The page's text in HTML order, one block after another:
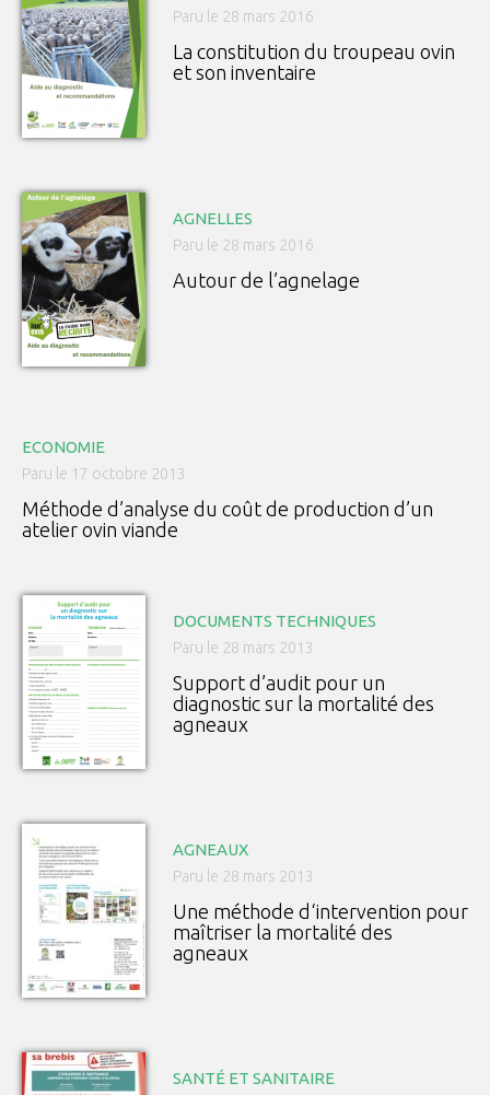
Paru le 28 mars 2016
La constitution du troupeau ovin
et son inventaire
AGNELLES
Paru le 28 mars 2016
Autour de l’agnelage
ECONOMIE
Paru le 17 octobre 2013
Méthode d’analyse du coût de production d’un
atelier ovin viande
DOCUMENTS TECHNIQUES
Paru le 28 mars 2013
Support d’audit pour un
diagnostic sur la mortalité des
agneaux
AGNEAUX
Paru le 28 mars 2013
Une méthode d‘intervention pour
maîtriser la mortalité des
agneaux
SANTÉ ET SANITAIRE